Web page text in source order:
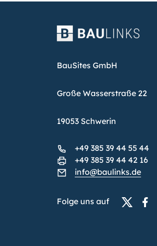
BauSites GmbH
Große Wasserstraße 22
19053 Schwerin
+49 385 39 44 55 44
+49 385 39 44 42 16
info@baulinks.de
Folge uns auf